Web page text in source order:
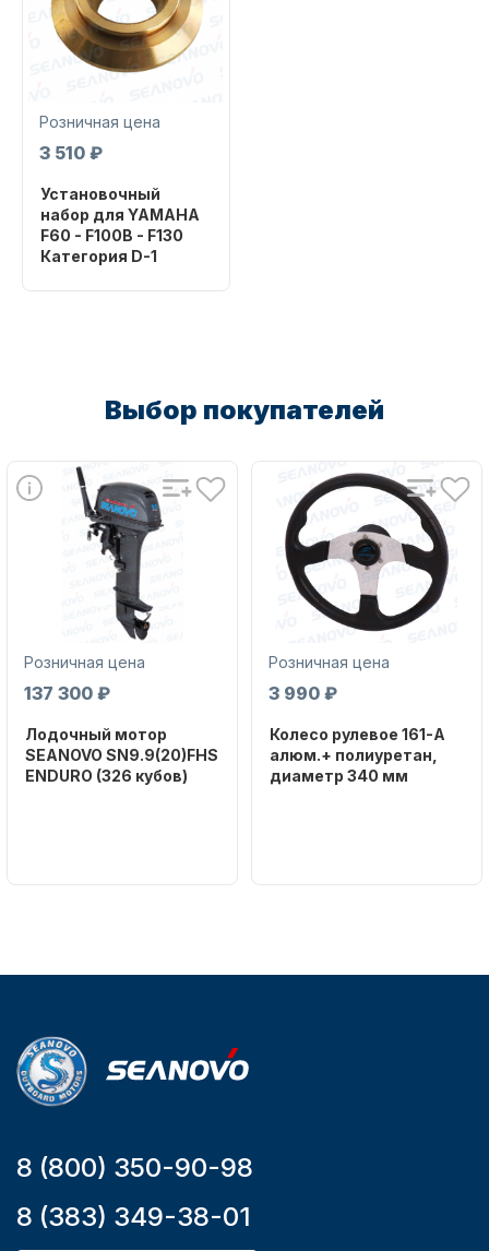
Масла для лодочных моторов
Автохолодильник KYODA
Аксессуары для лодок и
катеров
Розничная цена
3 510 ₽
Установочный
набор для YAMAHA
F60 - F100B - F130
Категория D-1
Выбор покупателей
Розничная цена
137 300 ₽
Лодочный мотор
SEANOVO SN9.9(20)FHS
ENDURO (326 кубов)
Бензиновый
мотора, л.с.
9,9
Розничная цена
3 990 ₽
Колесо рулевое 161-A
алюм.+ полиуретан,
диаметр 340 мм
8 (800) 350-90-98
8 (383) 349-38-01